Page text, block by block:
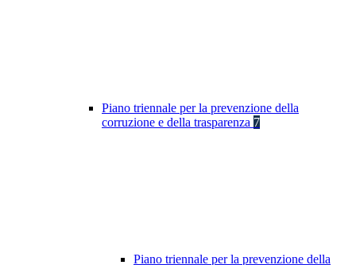
Piano triennale per la prevenzione della
corruzione e della trasparenza 7
Piano triennale per la prevenzione della